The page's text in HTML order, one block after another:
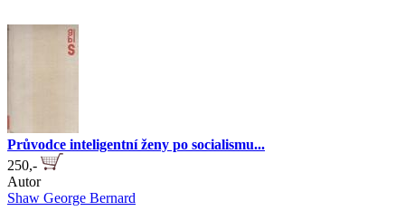
Průvodce inteligentní ženy po socialismu...
250,-
Autor
Shaw George Bernard